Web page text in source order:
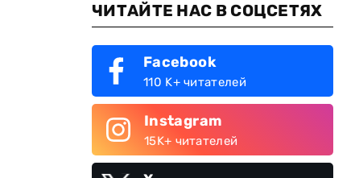
ЧИТАЙТЕ НАС В СОЦСЕТЯХ
Facebook
110 K+ читателей
Instagram
15K+ читателей